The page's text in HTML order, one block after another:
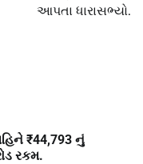
આપતા ધારાસભ્યો.
₹44,793 નું
રકમ.